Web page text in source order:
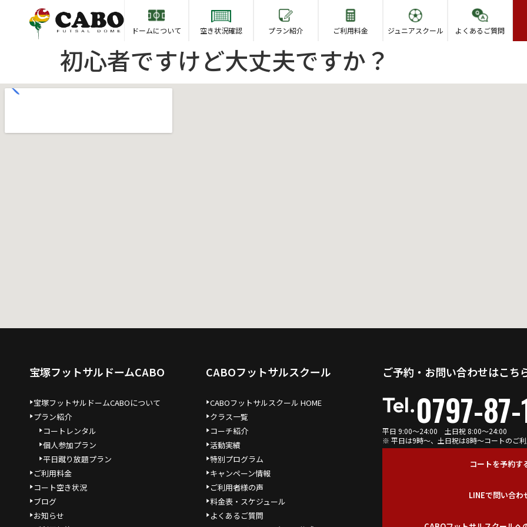
ドームについて 空き状況確認 プラン紹介 ご利用料金 ジュニアスクール よくあるご質問
初心者ですけど大丈夫ですか？
宝塚フットサルドームCABO
宝塚フットサルドームCABOについて
プラン紹介
コートレンタル
個人参加プラン
平日蹴り放題プラン
ご利用料金
コート空き状況
ブログ
お知らせ
CABOフットサルスクール
CABOフットサルスクール HOME
クラス一覧
コーチ紹介
活動実績
特別プログラム
キャンペーン情報
ご利用者様の声
料金表・スケジュール
よくあるご質問
ご予約・お問い合わせはこち
Tel.0797-
平日 9:00～24:00 土日祝 8:00～24:00
※ 平日は9時〜、土日祝は8時〜コートのご利
コートを予約す
LINEで問い合わ